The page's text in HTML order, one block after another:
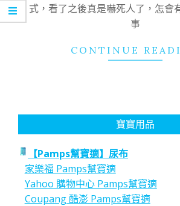
式，看了之後真是嚇死人了，怎會
事
CONTINUE
寶寶用品
【Pamps幫寶適】尿布
家樂福 Pamps幫寶適
Yahoo 購物中心 Pamps幫寶適
Coupang 酷澎 Pamps幫寶適